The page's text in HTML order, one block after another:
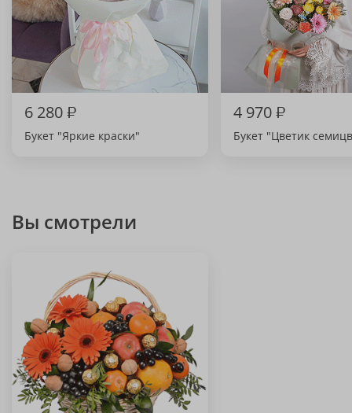
6 280₽
Букет "Яркие краски"
4 970₽
Букет "Цветик
Вы смотрели